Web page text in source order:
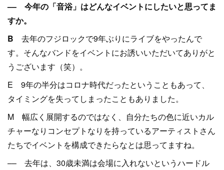
–– 今年の「音浴」はどんなイベントにしたいと思ってま
すか。
B 去年のフジロックで9年ぶりにライブをやったんで
す。そんなバンドをイベントにお誘いいただいてありがと
うございます（笑）。
E 9年の半分はコロナ時代だったということもあって、
タイミングを失ってしまったこともありました。
M 幅広く展開するのではなく、自分たちの色に近いカル
チャーなりコンセプトなりを持っているアーティストさん
たちでイベントを構成できたらなとは思ってますね。
–– 去年は、30歳未満は会場に入れないというハードル